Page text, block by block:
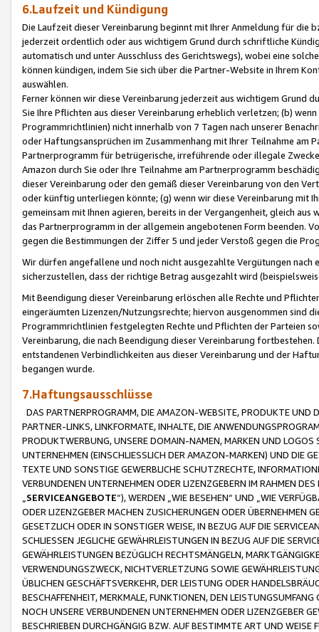
6.Laufzeit und Kündigung
Die Laufzeit dieser Vereinbarung beginnt mit Ihrer Anmeldung für die
jederzeit ordentlich oder aus wichtigem Grund durch schriftliche
automatisch und unter Ausschluss des Gerichtswegs), wobei eine
können kündigen, indem Sie sich über die Partner-Website in Ihrem
auswählen.
Ferner können wir diese Vereinbarung jederzeit aus wichtigem Grund
Sie Ihre Pflichten aus dieser Vereinbarung erheblich verletzen; (b)
Programmrichtlinien) nicht innerhalb von 7 Tagen nach unserer
oder Haftungsansprüchen im Zusammenhang mit Ihrer Teilnahme am
Partnerprogramm für betrügerische, irreführende oder illegale
Amazon durch Sie oder Ihre Teilnahme am Partnerprogramm
dieser Vereinbarung oder den gemäß dieser Vereinbarung von den
oder künftig unterliegen könnte; (g) wenn wir diese Vereinbarung mit
gemeinsam mit Ihnen agieren, bereits in der Vergangenheit, gleich
das Partnerprogramm in der allgemein angebotenen Form beenden.
gegen die Bestimmungen der Ziffer 5 und jeder Verstoß gegen die
Wir dürfen angefallene und noch nicht ausgezahlte Vergütungen
sicherzustellen, dass der richtige Betrag ausgezahlt wird
Mit Beendigung dieser Vereinbarung erlöschen alle Rechte und
eingeräumten Lizenzen/Nutzungsrechte; hiervon ausgenommen sind
Programmrichtlinien festgelegten Rechte und Pflichten der Parteien
Vereinbarung, die nach Beendigung dieser Vereinbarung
entstandenen Verbindlichkeiten aus dieser Vereinbarung und der
begangen wurde.
7.Haftungsausschlüsse
DAS PARTNERPROGRAMM, DIE AMAZON-WEBSITE, PRODUKTE UND
PARTNER-LINKS, LINKFORMATE, INHALTE, DIE
PRODUKTWERBUNG, UNSERE DOMAIN-NAMEN, MARKEN UND
UNTERNEHMEN (EINSCHLIESSLICH DER AMAZON-MARKEN) UND DIE
TEXTE UND SONSTIGE GEWERBLICHE SCHUTZRECHTE,
VERBUNDENEN UNTERNEHMEN ODER LIZENZGEBERN IM RAHMEN
SERVICEANGEBOTE“), WERDEN „WIE BESEHEN“ UND „WIE
ODER LIZENZGEBER MACHEN ZUSICHERUNGEN ODER ÜBERNEHMEN
GESETZLICH ODER IN SONSTIGER WEISE, IN BEZUG AUF DIE
SCHLIESSEN JEGLICHE GEWÄHRLEISTUNGEN IN BEZUG AUF DIE
GEWÄHRLEISTUNGEN BEZÜGLICH RECHTSMÄNGELN,
VERWENDUNGSZWECK, NICHTVERLETZUNG SOWIE
ÜBLICHEN GESCHÄFTSVERKEHR, DER LEISTUNG ODER
BESCHAFFENHEIT, MERKMALE, FUNKTIONEN, DEN
NOCH UNSERE VERBUNDENEN UNTERNEHMEN ODER LIZENZGEBER
BESCHRIEBEN DURCHGÄNGIG BZW. AUF BESTIMMTE ART UND